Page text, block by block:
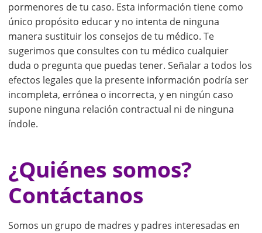
pormenores de tu caso. Esta información tiene como
único propósito educar y no intenta de ninguna
manera sustituir los consejos de tu médico. Te
sugerimos que consultes con tu médico cualquier
duda o pregunta que puedas tener. Señalar a todos los
efectos legales que la presente información podría ser
incompleta, errónea o incorrecta, y en ningún caso
supone ninguna relación contractual ni de ninguna
índole.
¿Quiénes somos?
Contáctanos
Somos un grupo de madres y padres interesadas en